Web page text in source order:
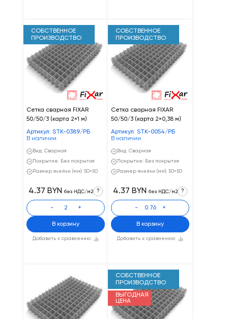
СОБСТВЕННОЕ
ПРОИЗВОДСТВО
Сетка сварная FIXAR
50/50/3 (карта 2×1 м)
Артикул: STK-0389/РБ
В наличии
Вид: Сварная
Покрытие: Без покрытия
Размер ячейки (мм): 50×50
Добавить к сравнению
4.37 BYN без НДС/м2 ?
- +
В корзину
СОБСТВЕННОЕ
ПРОИЗВОДСТВО
Сетка сварная FIXAR
50/50/3 (карта 2×0,38 м)
Артикул: STK-0054/РБ
В наличии
Вид: Сварная
Покрытие: Без покрытия
Размер ячейки (мм): 50×50
Добавить к сравнению
4.37 BYN без НДС/м2 ?
- +
В корзину
СОБСТВЕННОЕ
ПРОИЗВОДСТВО
ВЫГОДНАЯ
ЦЕНА